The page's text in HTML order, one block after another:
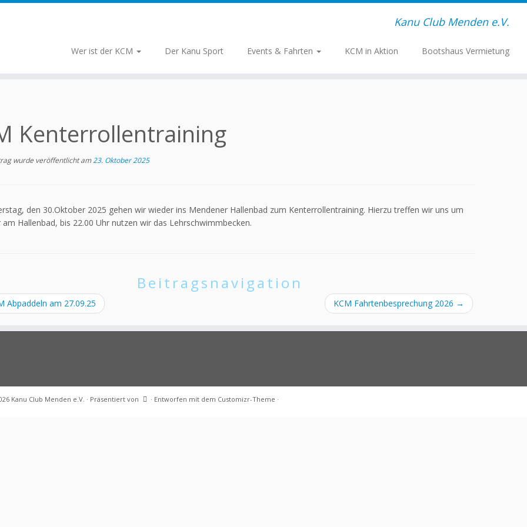
Kanu Club Menden e.V.
Wer ist der KCM Der Kanu Sport Events & Fahrten KCM in Aktion Bootshaus Vermietung
Kenterrollentraining
wurde veröffentlicht am23. Oktober 2025
den 30.Oktober 2025 gehen wir wieder ins Mendener Hallenbad zum Kenterrollentraining. Hierzu treffen wir uns um
am Hallenbad, bis 22.00 Uhr nutzen wir das Lehrschwimmbecken.
Beitragsnavigation
Abpaddeln am 27.09.25 KCM Fahrtenbesprechung 2026 →
Kanu Club Menden e.V. · Präsentiert von · Entworfen mit dem Customizr-Theme ·